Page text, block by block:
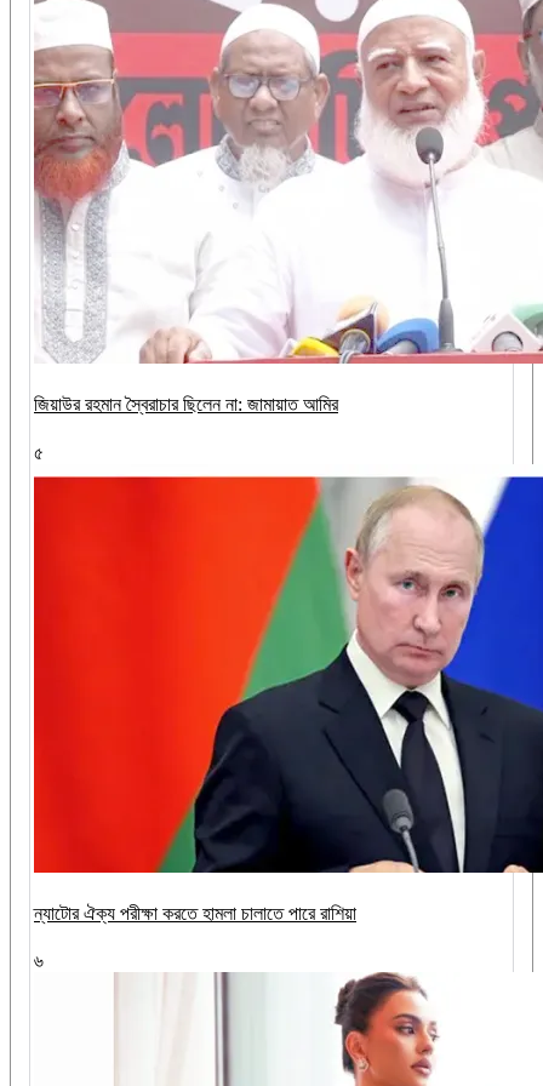
জিয়াউর রহমান স্বৈরাচার ছিলেন না: জামায়াত আমির
৫
ন্যাটোর ঐক্য পরীক্ষা করতে হামলা চালাতে পারে রাশিয়া
৬